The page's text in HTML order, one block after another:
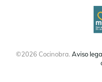
©2026 Cocinobra. Aviso